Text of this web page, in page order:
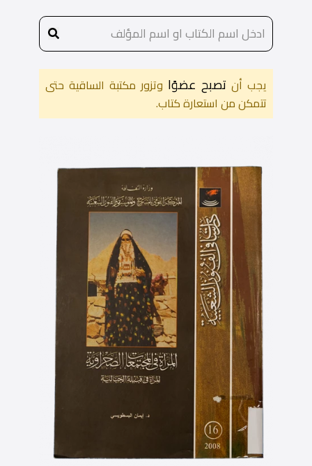
يجب أن تصبح عضوًا وتزور مكتبة الساقية حتى
تتمكن من استعارة كتاب.